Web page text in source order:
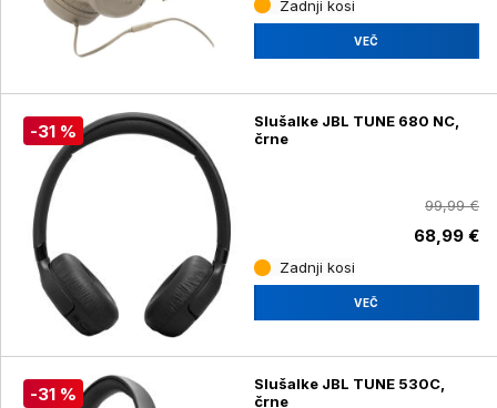
Zadnji kosi
VEČ
-31 %
Slušalke JBL TUNE 680 NC,
črne
99,99 €
68,99 €
Zadnji kosi
VEČ
-31 %
Slušalke JBL TUNE 530C,
črne